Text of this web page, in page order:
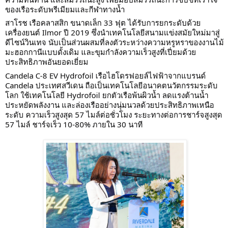
ของเรือระดับพรีเมียมและกีฬาทางน้ำ
สาโรช เรือคลาสสิก ขนาดเล็ก 33 ฟุต ได้รับการยกระดับด้วย
เครื่องยนต์ Ilmor ปี 2019 ซึ่งนำเทคโนโลยีสนามแข่งสมัยใหม่มาสู่
ดีไซน์วินเทจ นับเป็นส่วนผสมที่ลงตัวระหว่างความหรูหราของงานไม้
มะฮอกกานีแบบดั้งเดิม และขุมกำลังความเร็วสูงที่เปี่ยมด้วย
ประสิทธิภาพอันยอดเยี่ยม
Candela C-8 EV Hydrofoil เรือไฮโดรฟอยล์ไฟฟ้าจากแบรนด์
Candela ประเทศสวีเดน ถือเป็นเทคโนโลยีอนาคตนวัตกรรมระดับ
โลก ใช้เทคโนโลยี Hydrofoil ยกตัวเรือพ้นผิวน้ำ ลดแรงต้านน้ำ
ประหยัดพลังงาน และล่องเรืออย่างนุ่มนวลด้วยประสิทธิภาพเหนือ
ระดับ ความเร็วสูงสุด 57 ไมล์ต่อชั่วโมง ระยะทางต่อการชาร์จสูงสุด
57 ไมล์ ชาร์จเร็ว 10-80% ภายใน 30 นาที